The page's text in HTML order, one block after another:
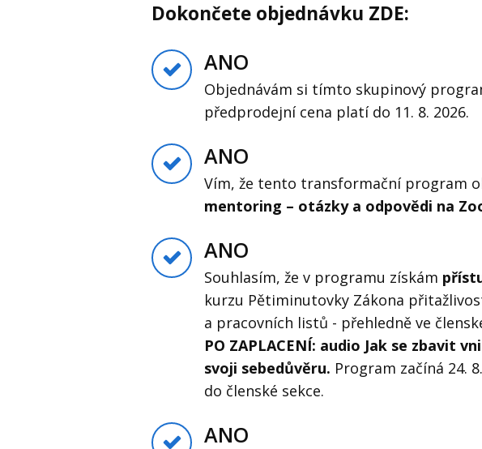
Dokončete objednávku ZDE:
ANO
Objednávám si tímto skupinový
předprodejní cena platí do 11. 8. 2026.
ANO
Vím, že tento transformační program
mentoring – otázky a odpovědi na
ANO
Souhlasím, že v programu získám
kurzu Pětiminutovky Zákona
a pracovních listů - přehledně ve
PO ZAPLACENÍ: audio Jak se zbavit
svoji sebedůvěru. Program začíná 24.
do členské sekce.
ANO